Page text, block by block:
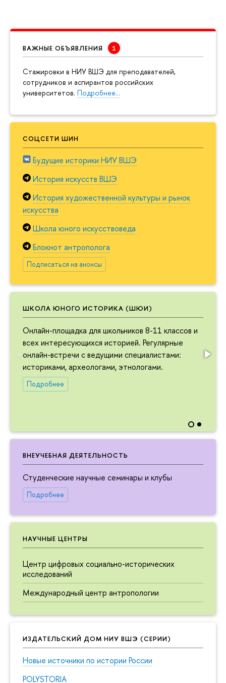
ВАЖНЫЕ ОБЪЯВЛЕНИЯ
Cтажировки в НИУ ВШЭ для преподавателей,
сотрудников и аспирантов российских
университетов. Подробнее…
СОЦСЕТИ ШИН
Будущие историки НИУ ВШЭ
История искусств ВШЭ
История художественной культуры и рынок
искусства
Школа юного искусствоведа
Блокнот антрополога
Подписаться на анонсы
ШКОЛА ЮНОГО ИСТОРИКА (ШЮИ)
Онлайн-площадка для школьников 8-11 классов и
всех интересующихся историей. Регулярные
онлайн-встречи с ведущими специалистами:
историками, археологами, этнологами.
Подробнее
ВНЕУЧЕБНАЯ ДЕЯТЕЛЬНОСТЬ
Студенческие научные семинары и клубы
Подробнее
НАУЧНЫЕ ЦЕНТРЫ
Центр цифровых социально-исторических
исследований
Международный центр антропологии
ИЗДАТЕЛЬСКИЙ ДОМ НИУ ВШЭ (СЕРИИ)
Новые источники по истории России
POLYSTORIA